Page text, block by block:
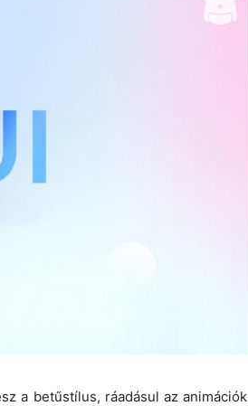
a betűstílus, ráadásul az animációk